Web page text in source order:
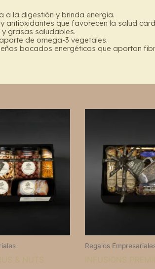
la digestión y brinda energía.
antioxidantes que favorecen la salud
grasas saludables.
de omega-3 vegetales.
bocados energéticos que aportan
Regalos